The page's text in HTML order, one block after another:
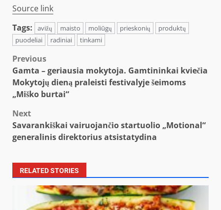
Source link
Tags:
avižų maisto moliūgų prieskonių
produktų
puodeliai
radiniai tinkami
Post
navigation
Previous
Gamta – geriausia mokytoja. Gamtininkai kviečia
Mokytojų dieną praleisti festivalyje šeimoms
„Miško burtai“
Next
Savarankiškai vairuojančio startuolio „Motional“
generalinis direktorius atsistatydina
RELATED STORIES